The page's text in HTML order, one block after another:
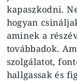
kapaszkodni.
hogyan
aminek a
továbbadok.
szolgálatot,
hallgassak és